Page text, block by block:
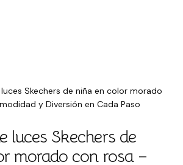
Skechers de niña en color morado
y Diversión en Cada Paso
luces Skechers de
morado con rosa –